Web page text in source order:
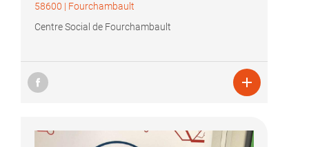
58600 | Fourchambault
Centre Social de Fourchambault
